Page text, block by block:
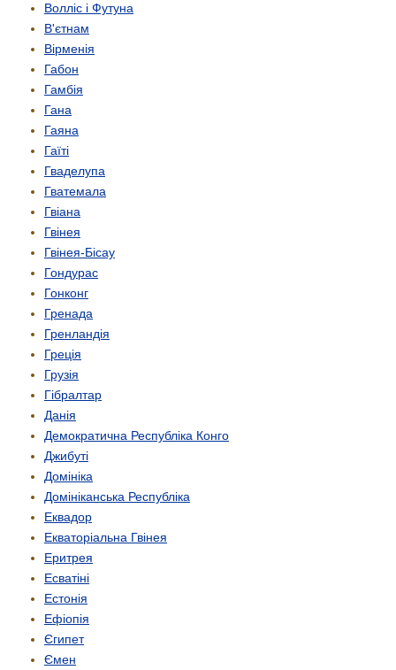
Волліс і Футуна
В'єтнам
Вірменія
Габон
Гамбія
Гана
Гаяна
Гаїті
Гваделупа
Гватемала
Гвіана
Гвінея
Гвінея-Бісау
Гондурас
Гонконг
Гренада
Гренландія
Греція
Грузія
Гібралтар
Данія
Демократична Республіка Конго
Джибуті
Домініка
Домініканська Республіка
Еквадор
Екваторіальна Гвінея
Еритрея
Есватіні
Естонія
Ефіопія
Єгипет
Ємен